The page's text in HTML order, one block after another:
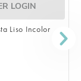
LOGIN
Liso Incolor